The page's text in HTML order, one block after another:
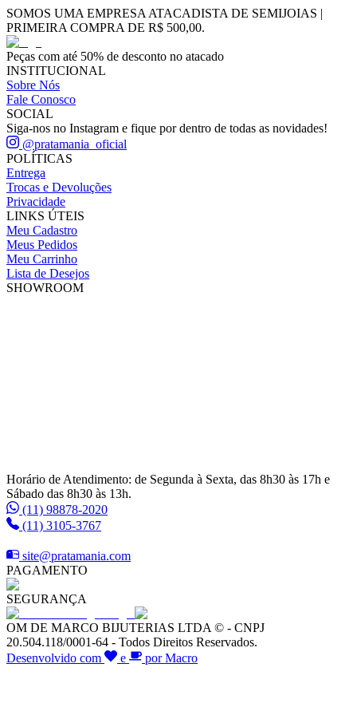
SOMOS UMA EMPRESA ATACADISTA DE SEMIJOIAS |
PRIMEIRA COMPRA DE R$ 500,00.
Peças com até 50% de desconto no atacado
INSTITUCIONAL
Sobre Nós
Fale Conosco
SOCIAL
Siga-nos no Instagram e fique por dentro de todas as novidades!
@pratamania_oficial
POLÍTICAS
Entrega
Trocas e Devoluções
Privacidade
LINKS ÚTEIS
Meu Cadastro
Meus Pedidos
Meu Carrinho
Lista de Desejos
SHOWROOM
Horário de Atendimento: de Segunda à Sexta, das 8h30 às 17h e
Sábado das 8h30 às 13h.
(11) 98878-2020
(11) 3105-3767
site@pratamania.com
PAGAMENTO
SEGURANÇA
OM DE MARCO BIJUTERIAS LTDA © - CNPJ
20.504.118/0001-64 - Todos Direitos Reservados.
Desenvolvido com
e por Macro